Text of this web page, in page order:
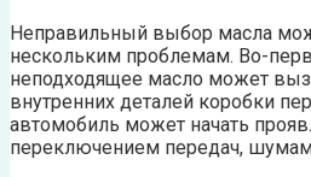
Неправильный выбор масла
нескольким проблемам. Во-
неподходящее масло может
внутренних деталей коробки
автомобиль может начать
переключением передач,